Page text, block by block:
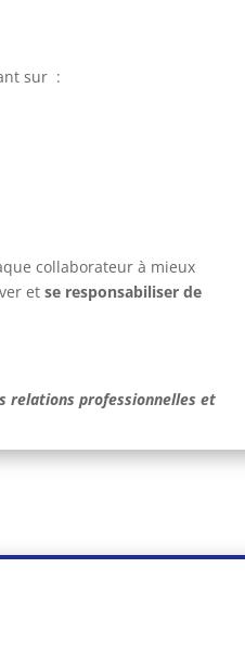
sur :
collaborateur à mieux
et se responsabiliser de
relations professionnelles et